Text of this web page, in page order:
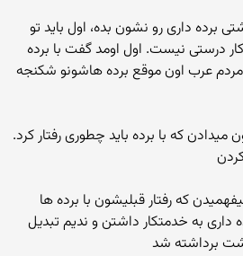
برده داری رو نشون بده، اول باید تو
درستی نیست. اول اومد گفت با برده
عرب اون موقع برده هاشونو شكنجه
میدادن كه با برده باید چطوری رفتار كرد.
كه رفتار قبلیشون با برده ها
داری به خدمتكار داشتن و ندیم تبدیل
برداشته شد